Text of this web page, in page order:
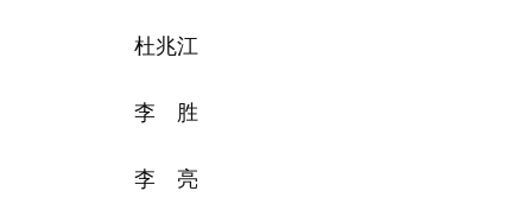
杜兆江
李 胜
李 亮